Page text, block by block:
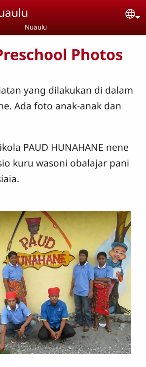
Nuaulu
Photos
yang dilakukan di dalam
Ada foto anak-anak dan
PAUD HUNAHANE nene
kuru wasoni obalajar pani